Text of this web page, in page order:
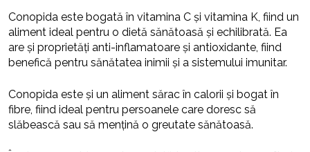
Conopida este bogată în vitamina C și vitamina K, fiind un
aliment ideal pentru o dietă sănătoasă și echilibrată. Ea
are și proprietăți anti-inflamatoare și antioxidante, fiind
benefică pentru sănătatea inimii și a sistemului imunitar.
Conopida este și un aliment sărac în calorii și bogat în
fibre, fiind ideal pentru persoanele care doresc să
slăbească sau să mențină o greutate sănătoasă.